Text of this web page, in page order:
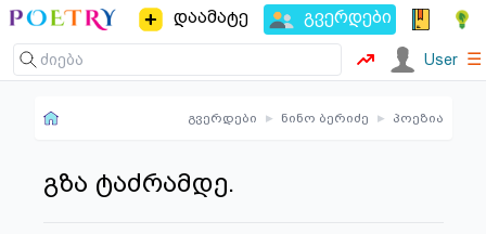
დაამატე გვერდები
User ☰
გვერდები ▸ ნინო ბერიძე ▸ პოეზია
გზა ტაძრამდე.